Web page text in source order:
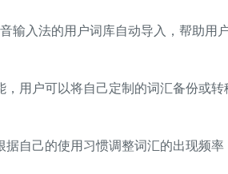
入法的用户词库自动导入，帮助用
户可以将自己定制的词汇备份或转
己的使用习惯调整词汇的出现频率